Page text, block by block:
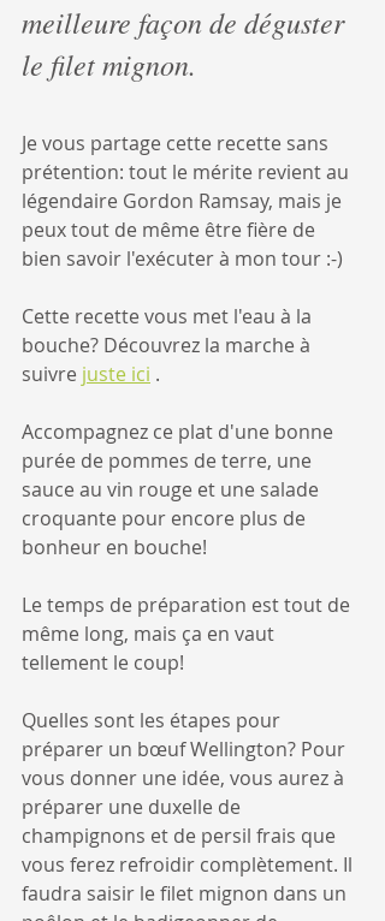
meilleure façon de déguster
le filet mignon.
Je vous partage cette recette sans
prétention: tout le mérite revient au
légendaire Gordon Ramsay, mais je
peux tout de même être fière de
bien savoir l'exécuter à mon tour :-)
Cette recette vous met l'eau à la
bouche? Découvrez la marche à
suivre juste ici .
Accompagnez ce plat d'une bonne
purée de pommes de terre, une
sauce au vin rouge et une salade
croquante pour encore plus de
bonheur en bouche!
Le temps de préparation est tout de
même long, mais ça en vaut
tellement le coup!
Quelles sont les étapes pour
préparer un bœuf Wellington? Pour
vous donner une idée, vous aurez à
préparer une duxelle de
champignons et de persil frais que
vous ferez refroidir complètement. Il
faudra saisir le filet mignon dans un